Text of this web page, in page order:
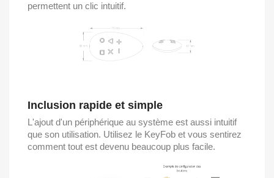
permettent un clic intuitif.
Inclusion rapide et simple
L'ajout d'un périphérique au système est aussi intuitif
que son utilisation. Utilisez le KeyFob et vous sentirez
comment tout est devenu beaucoup plus facile.